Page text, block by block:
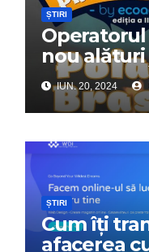
ȘTIRI
Operatorul
nou
Tabără”!
IUN. 20, 2024
ȘTIRI
Cum îți
afacerea